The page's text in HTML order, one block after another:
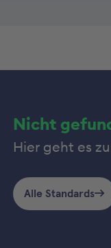
Nicht
Hier geht es
Alle Standards